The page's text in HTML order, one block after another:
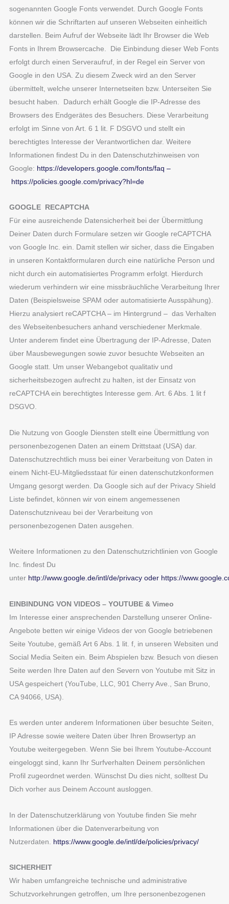
sogenannten Google Fonts verwendet. Durch Google Fonts
können wir die Schriftarten auf unseren Webseiten einheitlich
darstellen. Beim Aufruf der Webseite lädt Ihr Browser die Web
Fonts in Ihrem Browsercache. Die Einbindung dieser Web Fonts
erfolgt durch einen Serveraufruf, in der Regel ein Server von
Google in den USA. Zu diesem Zweck wird an den Server
übermittelt, welche unserer Internetseiten bzw. Unterseiten Sie
besucht haben. Dadurch erhält Google die IP-Adresse des
Browsers des Endgerätes des Besuchers. Diese Verarbeitung
erfolgt im Sinne von Art. 6 1 lit. F DSGVO und stellt ein
berechtigtes Interesse der Verantwortlichen dar. Weitere
Informationen findest Du in den Datenschutzhinweisen von
Google: https://developers.google.com/fonts/faq –
https://policies.google.com/privacy?hl=de
GOOGLE RECAPTCHA
Für eine ausreichende Datensicherheit bei der Übermittlung
Deiner Daten durch Formulare setzen wir Google reCAPTCHA
von Google Inc. ein. Damit stellen wir sicher, dass die Eingaben
in unseren Kontaktformularen durch eine natürliche Person und
nicht durch ein automatisiertes Programm erfolgt. Hierdurch
wiederum verhindern wir eine missbräuchliche Verarbeitung Ihrer
Daten (Beispielsweise SPAM oder automatisierte Ausspähung).
Hierzu analysiert reCAPTCHA – im Hintergrund – das Verhalten
des Webseitenbesuchers anhand verschiedener Merkmale.
Unter anderem findet eine Übertragung der IP-Adresse, Daten
über Mausbewegungen sowie zuvor besuchte Webseiten an
Google statt. Um unser Webangebot qualitativ und
sicherheitsbezogen aufrecht zu halten, ist der Einsatz von
reCAPTCHA ein berechtigtes Interesse gem. Art. 6 Abs. 1 lit f
DSGVO.
Die Nutzung von Google Diensten stellt eine Übermittlung von
personenbezogenen Daten an einem Drittstaat (USA) dar.
Datenschutzrechtlich muss bei einer Verarbeitung von Daten in
einem Nicht-EU-Mitgliedsstaat für einen datenschutzkonformen
Umgang gesorgt werden. Da Google sich auf der Privacy Shield
Liste befindet, können wir von einem angemessenen
Datenschutzniveau bei der Verarbeitung von
personenbezogenen Daten ausgehen.
Weitere Informationen zu den Datenschutzrichtlinien von Google
Inc. findest Du
unter http://www.google.de/intl/de/privacyoder https://
EINBINDUNG VON VIDEOS – YOUTUBE & Vimeo
Im Interesse einer ansprechenden Darstellung unserer Online-
Angebote betten wir einige Videos der von Google betriebenen
Seite Youtube, gemäß Art 6 Abs. 1 lit. f, in unseren Websiten und
Social Media Seiten ein. Beim Abspielen bzw. Besuch von diesen
Seite werden Ihre Daten auf den Severn von Youtube mit Sitz in
USA gespeichert (YouTube, LLC, 901 Cherry Ave., San Bruno,
CA 94066, USA).
Es werden unter anderem Informationen über besuchte Seiten,
IP Adresse sowie weitere Daten über Ihren Browsertyp an
Youtube weitergegeben. Wenn Sie bei Ihrem Youtube-Account
eingeloggt sind, kann Ihr Surfverhalten Deinem persönlichen
Profil zugeordnet werden. Wünschst Du dies nicht, solltest Du
Dich vorher aus Deinem Account ausloggen.
In der Datenschutzerklärung von Youtube finden Sie mehr
Informationen über die Datenverarbeitung von
Nutzerdaten. https://www.google.de/intl/de/policies/privacy/
SICHERHEIT
Wir haben umfangreiche technische und administrative
Schutzvorkehrungen getroffen, um Ihre personenbezogenen